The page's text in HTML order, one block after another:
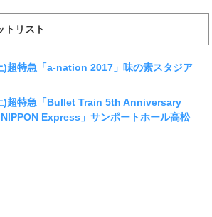
トリスト
)超特急「a-nation 2017」味の素スタジア
)超特急「Bullet Train 5th Anniversary
Express」サンポートホール高松